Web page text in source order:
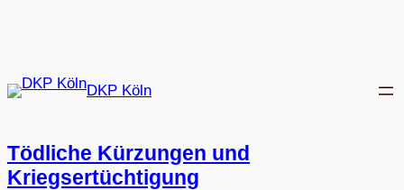
DKP Köln
Töd­li­che Kür­zun­gen und
Kriegsertüchtigung